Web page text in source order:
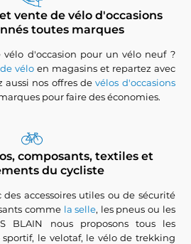
vente de vélo d'occasions
toutes marques
d'occasion pour un vélo neuf ?
vélo en magasins et repartez avec
aussi nos offres devélos d'occasions
pour faire des économies.
composants, textiles et
du cycliste
accessoires utiles ou de sécurité
comme la selle, les pneus ou les
BLAIN nous proposons tous les
sportif, le velotaf, le vélo de trekking